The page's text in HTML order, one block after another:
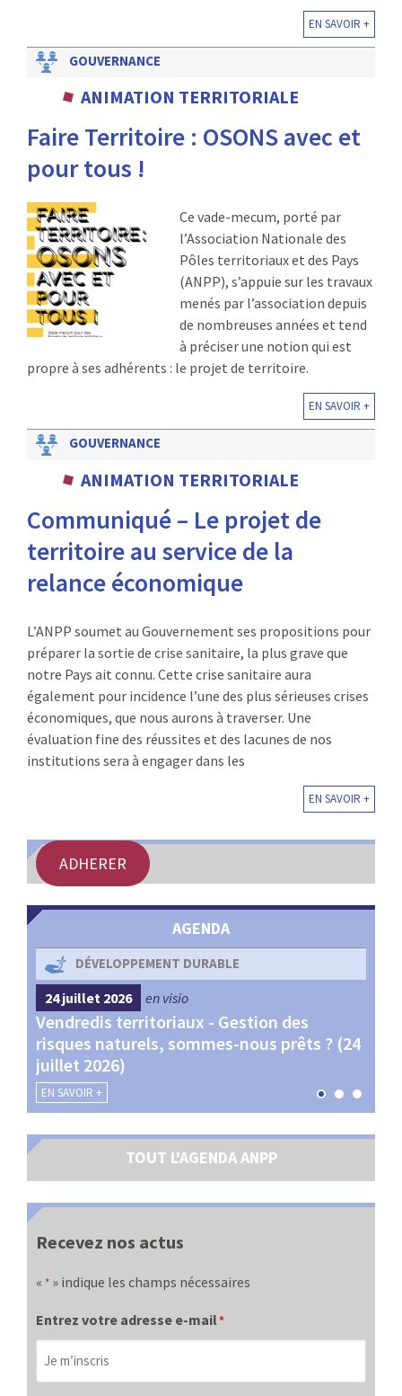
EN SAVOIR +
GOUVERNANCE
ANIMATION TERRITORIALE
Faire Territoire : OSONS avec et
pour tous !
Ce vade-mecum, porté par
l’Association Nationale des
Pôles territoriaux et des Pays
(ANPP), s’appuie sur les travaux
menés par l’association depuis
de nombreuses années et tend
à préciser une notion qui est
propre à ses adhérents : le projet de territoire.
EN SAVOIR +
GOUVERNANCE
ANIMATION TERRITORIALE
Communiqué – Le projet de
territoire au service de la
relance économique
L’ANPP soumet au Gouvernement ses propositions pour
préparer la sortie de crise sanitaire, la plus grave que
notre Pays ait connu. Cette crise sanitaire aura
également pour incidence l’une des plus sérieuses crises
économiques, que nous aurons à traverser. Une
évaluation fine des réussites et des lacunes de nos
institutions sera à engager dans les
EN SAVOIR +
ADHERER
AGENDA
DÉVELOPPEMENT DURABLE
24 juillet 2026 en visio
Vendredis territoriaux - Gestion des
risques naturels, sommes-nous prêts ? (24
juillet 2026)
EN SAVOIR +
TOUT L'AGENDA ANPP
Recevez nos actus
« * » indique les champs nécessaires
Entrez votre adresse e-mail*